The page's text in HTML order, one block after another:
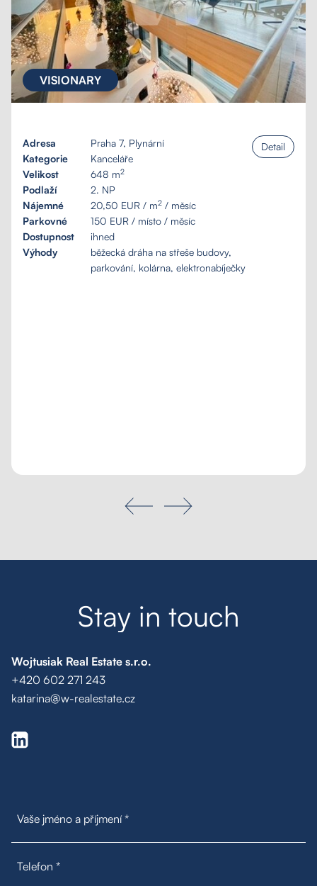
Moje oblíbené
VISIONARY
Adresa
Praha 7, Plynární
Kategorie
Kanceláře
Velikost
648 m2
Podlaží
2. NP
Nájemné
20,50 EUR / m2 / měsíc
Parkovné
150 EUR / místo / měsíc
Dostupnost
ihned
Výhody
běžecká dráha na střeše budovy,
parkování, kolárna, elektronabíječky
Detail
Stay in touch
Wojtusiak Real Estate s.r.o.
+420 602 271 243
katarina@w-realestate.cz